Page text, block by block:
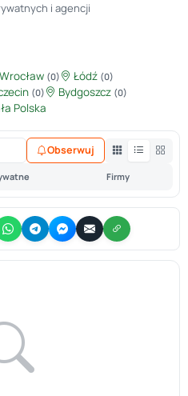
i agencji
Wrocław (0) Łódź (0)
(0) Bydgoszcz (0)
Polska
Firmy
Obserwuj